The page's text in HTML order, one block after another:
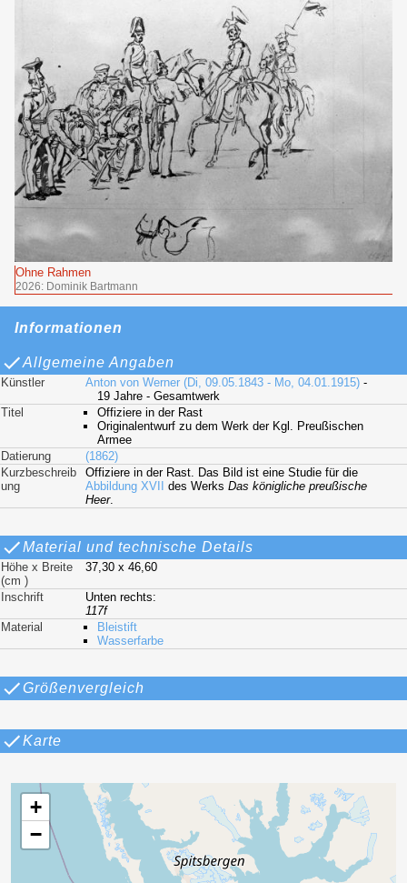
Ohne Rahmen
2026: Dominik Bartmann
Informationen
Allgemeine Angaben
Künstler Anton von Werner (Di, 09.05.1843 - Mo, 04.01.1915) -
19 Jahre - Gesamtwerk
Titel
Offiziere in der Rast
Originalentwurf zu dem Werk der Kgl. Preußischen
Armee
Datierung
(1862)
Kurzbeschreib
ung
Offiziere in der Rast. Das Bild ist eine Studie für die
Abbildung XVII
des WerksDas königliche preußische
Heer.
Material und technische Details
Höhe x Breite
(cm )
37,30 x 46,60
Inschrift
Unten rechts:
117f
Material
Bleistift
Wasserfarbe
Größenvergleich
Karte
+
−